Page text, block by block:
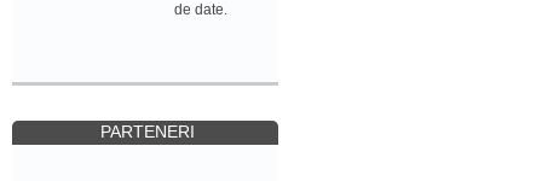
de date.
PARTENERI